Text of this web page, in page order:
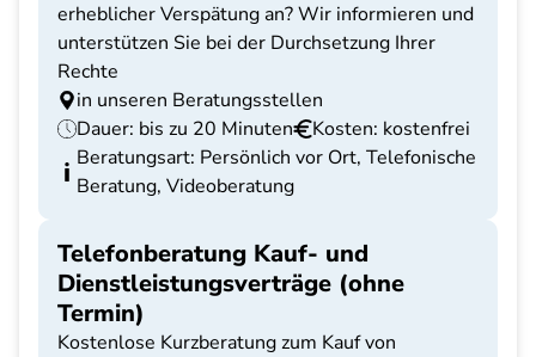
erheblicher Verspätung an? Wir informieren und
unterstützen Sie bei der Durchsetzung Ihrer
Rechte
in unseren Beratungsstellen
Dauer: bis zu 20 Minuten
Kosten: kostenfrei
Beratungsart: Persönlich vor Ort, Telefonische
Beratung, Videoberatung
Telefonberatung Kauf- und
Dienstleistungsverträge (ohne
Termin)
Kostenlose Kurzberatung zum Kauf von